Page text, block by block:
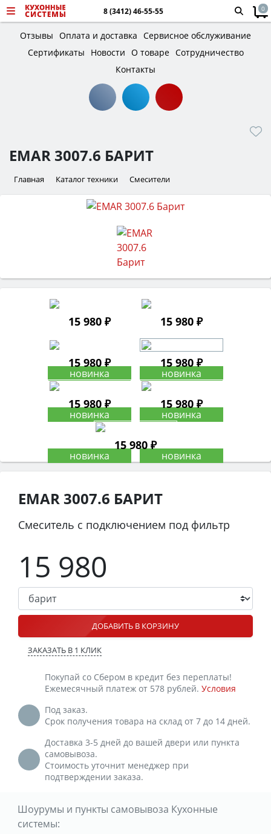
8 (3412) 46-55-55 0
Отзывы Оплата и доставка Сервисное обслуживание
Сертификаты
Новости О товаре Сотрудничество
Контакты
EMAR 3007.6 БАРИТ
Главная Каталог техники Смесители
15 980 ₽ 15 980 ₽
15 980 ₽ 15 980 ₽
15 980 ₽ 15 980 ₽
15 980 ₽
EMAR 3007.6 БАРИТ
Смеситель с подключением под фильтр
15 980
ДОБАВИТЬ В КОРЗИНУ
ЗАКАЗАТЬ В 1 КЛИК
Покупай со Сбером в кредит без переплаты!
Ежемесячный платеж от 578 рублей. Условия
Под заказ.
Срок получения товара на склад от 7 до 14 дней.
Доставка 3-5 дней до вашей двери или пункта
самовывоза.
Стоимость уточнит менеджер при
подтверждении заказа.
Шоурумы и пункты самовывоза Кухонные
системы: